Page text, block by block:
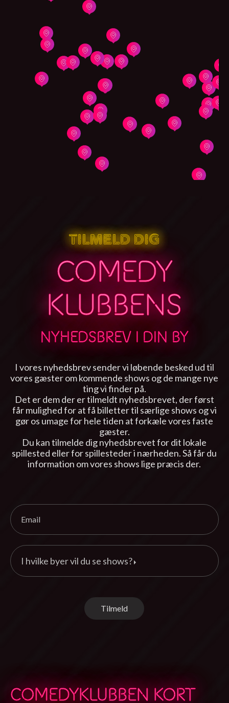
kræfter for at få en masse sjov op at stå.
TILMELD DIG
COMEDY
KLUBBENS
NYHEDSBREV I DIN BY
I vores nyhedsbrev sender vi løbende besked ud til
vores gæster om kommende shows og de mange nye
ting vi finder på.
Det er dem der er tilmeldt nyhedsbrevet, der først
får mulighed for at få billetter til særlige shows og vi
gør os umage for hele tiden at forkæle vores faste
gæster.
Du kan tilmelde dig nyhedsbrevet for dit lokale
spillested eller for spillesteder i nærheden. Så får du
information om vores shows lige præcis der.
I hvilke byer vil du se shows?
Tilmeld
COMEDYKLUBBEN KORT